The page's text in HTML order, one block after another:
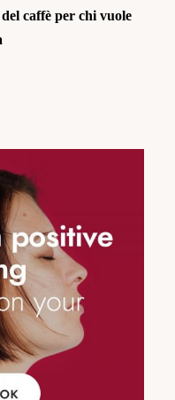
caffè per chi vuole